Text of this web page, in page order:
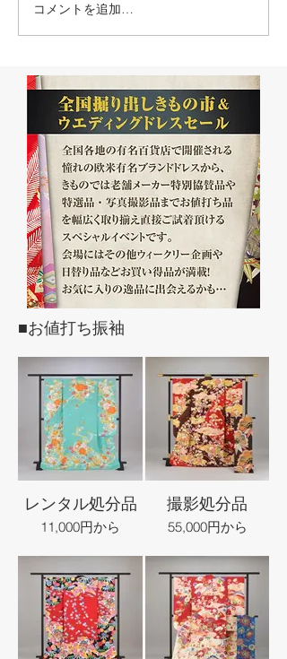
コメントを追加…
■お値打ち振袖
レンタル処分品
11,000円から
撮影処分品
55,000円から